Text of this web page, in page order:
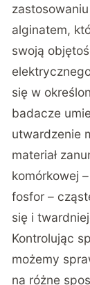
alginatem,
swoją
się w
badacze
utwardzenie
materiał
komórkowej
fosfor –
się i
Kontrolując
możemy
na różne